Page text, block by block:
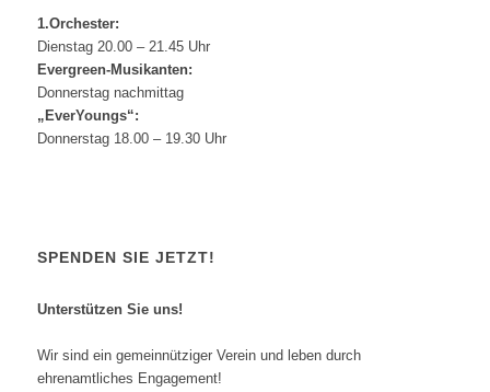
1.Orchester:
Dienstag 20.00 – 21.45 Uhr
Evergreen-Musikanten:
Donnerstag nachmittag
„EverYoungs“:
Donnerstag 18.00 – 19.30 Uhr
SPENDEN SIE JETZT!
Unterstützen Sie uns!
Wir sind ein gemeinnütziger Verein und leben durch
ehrenamtliches Engagement!